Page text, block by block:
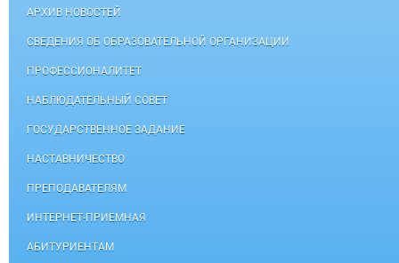
АРХИВ НОВОСТЕЙ
СВЕДЕНИЯ ОБ ОБРАЗОВАТЕЛЬНОЙ ОРГАНИЗАЦИИ
ПРОФЕССИОНАЛИТЕТ
НАБЛЮДАТЕЛЬНЫЙ СОВЕТ
ГОСУДАРСТВЕННОЕ ЗАДАНИЕ
НАСТАВНИЧЕСТВО
ПРЕПОДАВАТЕЛЯМ
ИНТЕРНЕТ-ПРИЕМНАЯ
АБИТУРИЕНТАМ